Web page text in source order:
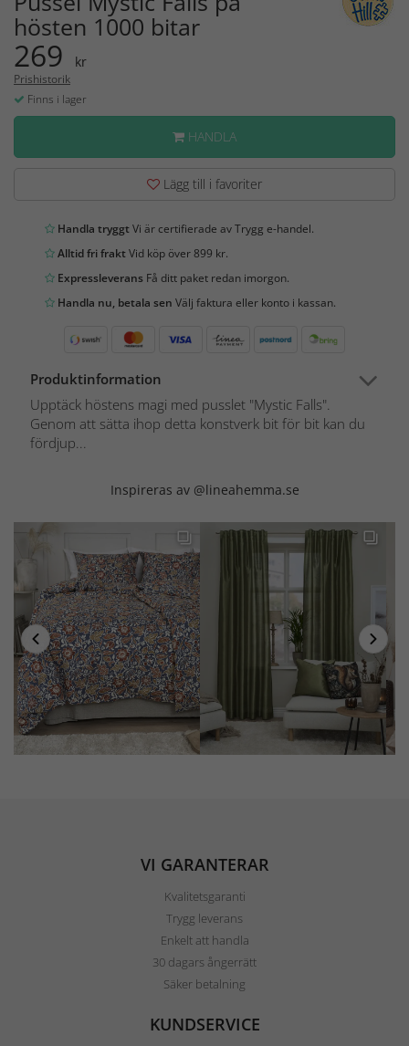
hösten 1000 bitar
269 kr
Prishistorik
Finns i lager
HANDLA
Lägg till i favoriter
Handla tryggtVi är certifierade av Trygg e-handel.
Alltid fri fraktVid köp över 899 kr.
Expressleverans Få ditt paket redan imorgon.
Handla nu, betala sen Välj faktura eller konto i kassan.
Produktinformation
Upptäck höstens magi med pusslet "Mystic Falls".
Genom att sätta ihop detta konstverk bit för bit kan du
fördjup...
Inspireras av @lineahemma.se
VI GARANTERAR
Kvalitetsgaranti
Trygg leverans
Enkelt att handla
30 dagars ångerrätt
Säker betalning
KUNDSERVICE